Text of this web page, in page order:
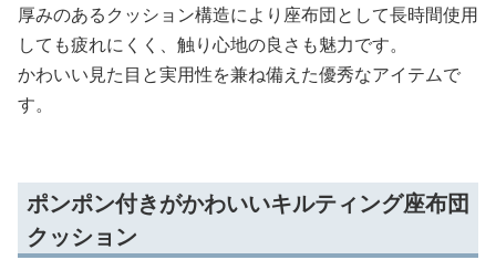
厚みのあるクッション構造により座布団として長時間使用
しても疲れにくく、触り心地の良さも魅力です。
かわいい見た目と実用性を兼ね備えた優秀なアイテムで
す。
ポンポン付きがかわいいキルティング座布団
クッション